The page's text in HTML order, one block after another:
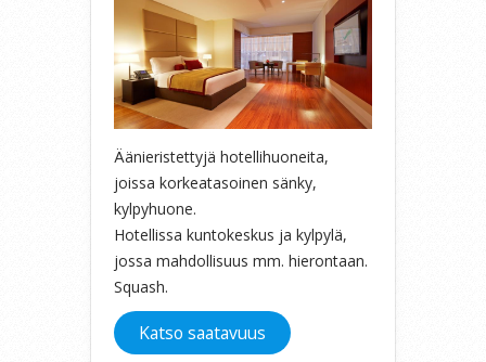
Äänieristettyjä hotellihuoneita,
joissa korkeatasoinen sänky,
kylpyhuone.
Hotellissa kuntokeskus ja kylpylä,
jossa mahdollisuus mm. hierontaan.
Squash.
Katso saatavuus